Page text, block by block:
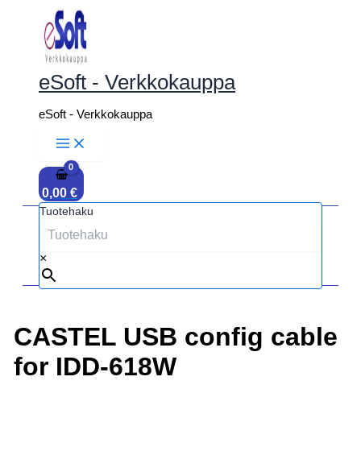
sisältöön
eSoft - Verkkokauppa
eSoft - Verkkokauppa
0,00 €
Tuotehaku
×
CASTEL USB config cable
for IDD-618W